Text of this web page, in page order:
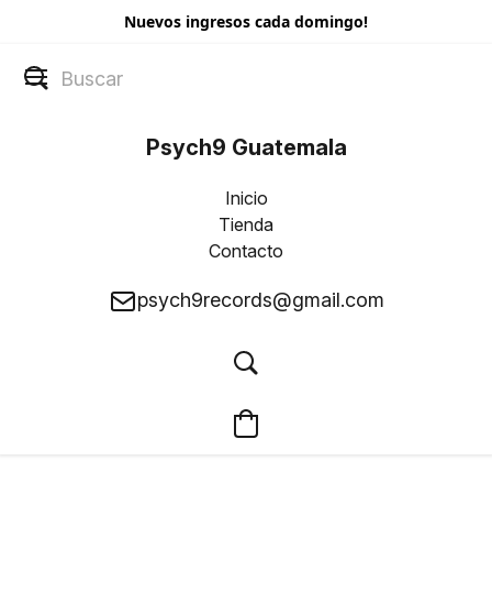
Nuevos ingresos cada domingo!
Psych9 Guatemala
Inicio
Tienda
Contacto
psych9records@gmail.com